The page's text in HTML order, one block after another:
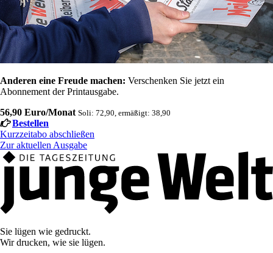
Anderen eine Freude machen: Verschenken Sie jetzt ein
Abonnement der Printausgabe.
56,90 Euro/Monat Soli: 72,90, ermäßigt: 38,90
Bestellen
Kurzzeitabo abschließen
Zur aktuellen Ausgabe
Sie lügen wie gedruckt.
Wir drucken, wie sie lügen.